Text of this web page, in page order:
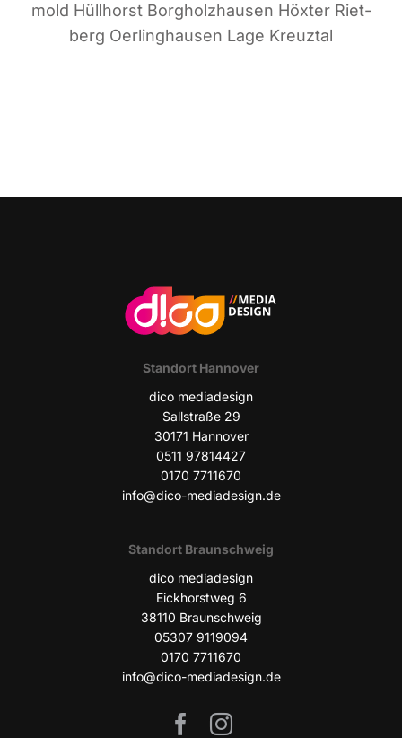
mold Hüll­horst Borg­holz­hau­sen Höx­ter Riet­
berg Oer­ling­hau­sen Lage Kreuztal
Stand­ort Hannover
dico media­de­sign
Sall­stra­ße 29
30171 Han­no­ver
0511 97814427
0170 7711670
info@dico-mediadesign.de
Stand­ort Braunschweig
dico media­de­sign
Eick­horst­weg 6
38110 Braun­schweig
05307 9119094
0170 7711670
info@dico-mediadesign.de